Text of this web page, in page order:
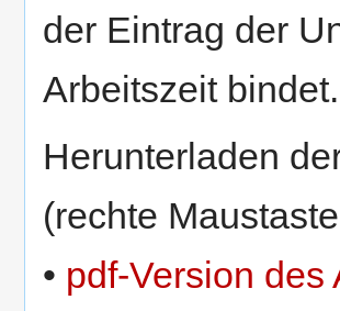
der Eintrag der
Arbeitszeit bindet.
Herunterladen
(rechte
• pdf-Version des